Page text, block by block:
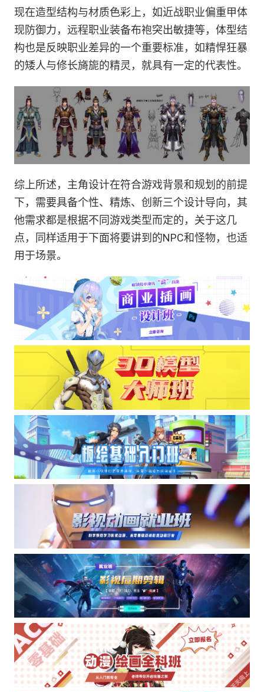
现在造型结构与材质色彩上，如近战职业偏重甲体
现防御力，远程职业装备布袍突出敏捷等，体型结
构也是反映职业差异的一个重要标准，如精悍狂暴
的矮人与修长旖旎的精灵，就具有一定的代表性。
综上所述，主角设计在符合游戏背景和规划的前提
下，需要具备个性、精炼、创新三个设计导向，其
他需求都是根据不同游戏类型而定的，关于这几
点，同样适用于下面将要讲到的NPC和怪物，也适
用于场景。